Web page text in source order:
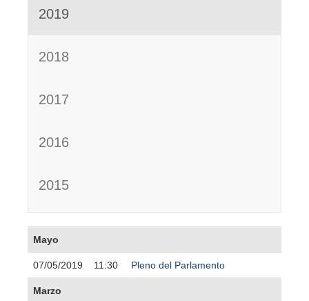
2019
2018
2017
2016
2015
Mayo
07/05/2019 11:30 Pleno del Parlamento
Marzo